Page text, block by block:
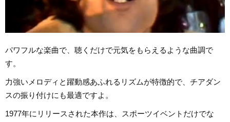
パワフルな楽曲で、聴くだけで元気をもらえるような曲調で
す。
力強いメロディと躍動感あふれるリズムが特徴的で、チアダン
スの振り付けにも最適ですよ。
1977年にリリースされた本作は、スポーツイベントだけでな